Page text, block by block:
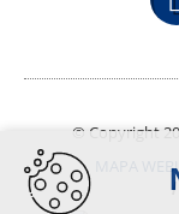
© Copyright
MAPA WEBU